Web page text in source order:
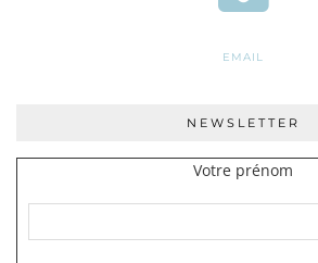
EMAIL
NEWSLETTER
Votre prénom